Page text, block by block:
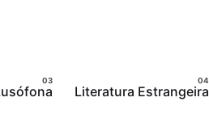
Literatura Estrangeira